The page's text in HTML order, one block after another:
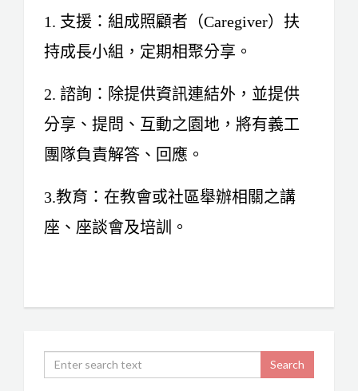
1. 支援：組成照顧者（Caregiver）扶
持成長小組，定期相聚分享。
2. 諮詢：除提供資訊連結外，並提供
分享、提問、互動之園地，將有義工
團隊負責解答、回應。
3.教育：在教會或社區舉辦相關之講
座、座談會及培訓。